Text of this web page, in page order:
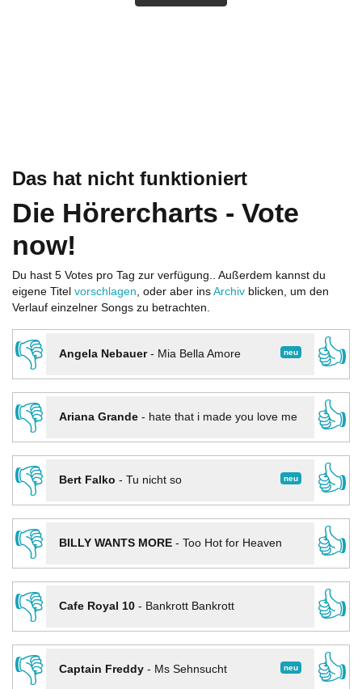
Das hat nicht funktioniert
Die Hörercharts - Vote
now!
Du hast 5 Votes pro Tag zur verfügung.. Außerdem kannst du
eigene Titel vorschlagen, oder aber ins Archiv blicken, um den
Verlauf einzelner Songs zu betrachten.
👎 neu
Angela Nebauer- Mia Bella Amore
👍
👎
Ariana Grande- hate that i made you love me
👍
👎
neu
Bert Falko - Tu nicht so
👍
👎
BILLY WANTS MORE- Too Hot for Heaven
👍
👎
Cafe Royal 10- Bankrott Bankrott
👍
👎
neu
Captain Freddy- Ms Sehnsucht
👍